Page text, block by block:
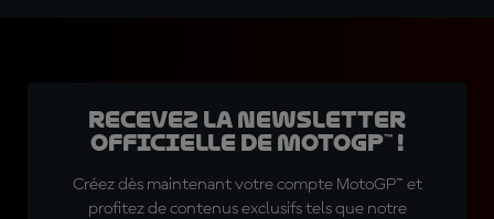
Recevez la Newsletter
officielle de MotoGP™ !
Créez dès maintenant votre compte MotoGP™ et
profitez de contenus exclusifs tels que notre